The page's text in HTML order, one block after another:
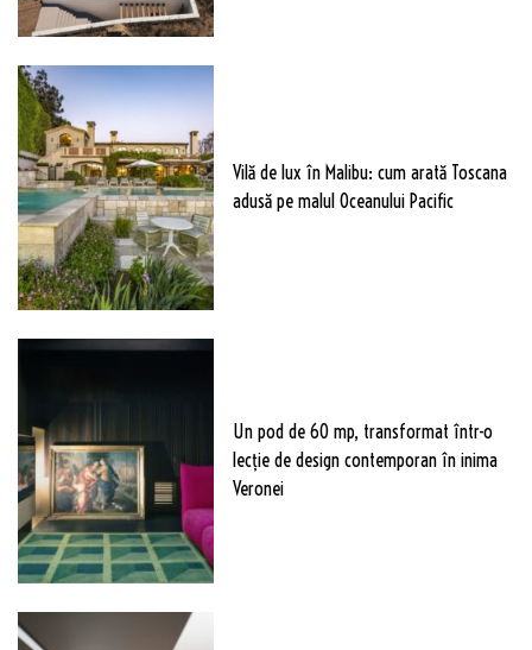
Vilă de lux în Malibu: cum arată Toscana
adusă pe malul Oceanului Pacific
Un pod de 60 mp, transformat într-o
lecție de design contemporan în inima
Veronei